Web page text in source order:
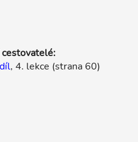
cestovatelé:
, 4. lekce (strana 60)